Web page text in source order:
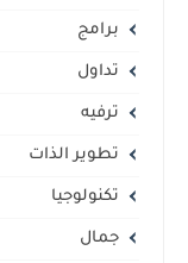
برامج
تداول
ترفيه
تطوير الذات
تكنولوجيا
جمال